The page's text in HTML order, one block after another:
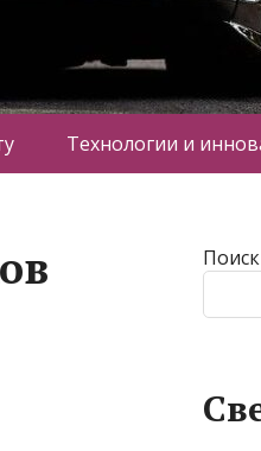
Технологии и
Поиск